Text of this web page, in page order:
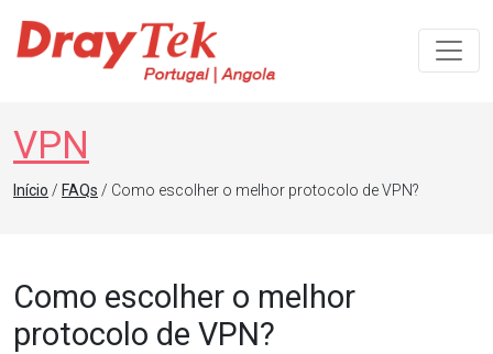
Navegação principal
VPN
Início / FAQs / Como escolher o melhor protocolo de VPN?
Como escolher o melhor
protocolo de VPN?